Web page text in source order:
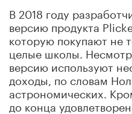
В 2018 году
версию продукта
которую покупают не
целые школы.
версию используют
доходы, по словам
астрономических.
до конца